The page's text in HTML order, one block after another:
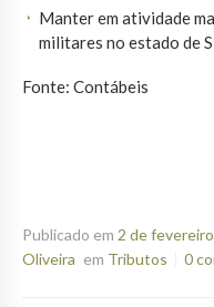
Manter em atividade
militares no estado de
Fonte: Contábeis
Publicado em 2 de
Oliveira em Tributos 0